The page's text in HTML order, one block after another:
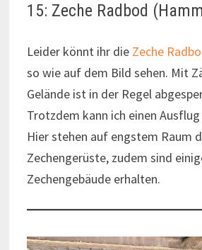
15: Zeche Radbod
Leider könnt ihr die Zeche
so wie auf dem Bild sehen. Mit
Gelände ist in der Regel
Trotzdem kann ich einen
Hier stehen auf engstem Raum
Zechengerüste, zudem sind
Zechengebäude erhalten.